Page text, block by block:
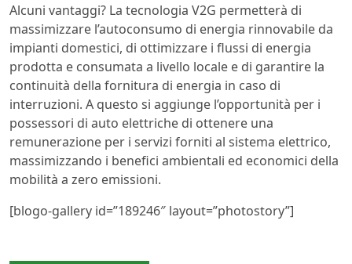
Alcuni vantaggi? La tecnologia V2G permetterà di
massimizzare l’autoconsumo di energia rinnovabile da
impianti domestici, di ottimizzare i flussi di energia
prodotta e consumata a livello locale e di garantire la
continuità della fornitura di energia in caso di
interruzioni. A questo si aggiunge l’opportunità per i
possessori di auto elettriche di ottenere una
remunerazione per i servizi forniti al sistema elettrico,
massimizzando i benefici ambientali ed economici della
mobilità a zero emissioni.
[blogo-gallery id=”189246″ layout=”photostory”]